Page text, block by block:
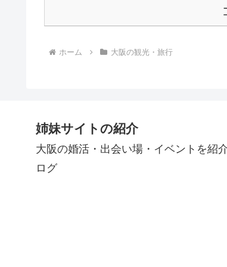
ホーム 大阪の観光・旅行
姉妹サイトの紹介
大阪の婚活・出会い場・イベントを紹
ログ